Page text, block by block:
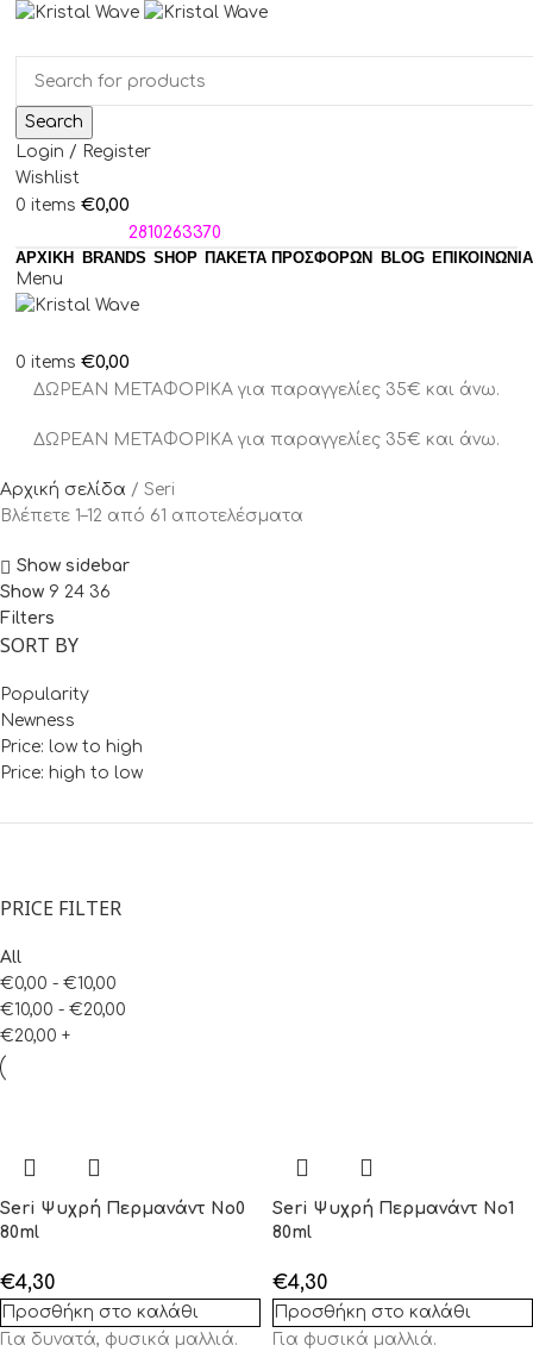
Search
Login / Register
Wishlist
0 items €0,00
2810263370
ΑΡΧΙΚΗ
BRANDS SHOP ΠΑΚΈΤΑ ΠΡΟΣΦΟΡΏΝ BLOG ΕΠΙΚΟΙΝΩΝΙΑ
Menu
0 items €0,00
ΔΩΡΕΑΝ ΜΕΤΑΦΟΡΙΚΑ για παραγγελίες 35€ και άνω.
ΔΩΡΕΑΝ ΜΕΤΑΦΟΡΙΚΑ για παραγγελίες 35€ και άνω.
Αρχική σελίδα
Seri
Βλέπετε 1–12 από 61 αποτελέσματα
Show sidebar
Show 9 24 36
Filters
SORT BY
Popularity
Newness
Price: low to high
Price: high to low
PRICE FILTER
All
€0,00 - €10,00
€10,00 - €20,00
€20,00 +
Seri Ψυχρή Περμανάντ No0
80ml
€4,30
Προσθήκη στο καλάθι
Για δυνατά, φυσικά μαλλιά.
Seri Ψυχρή Περμανάντ No1
80ml
€4,30
Προσθήκη στο καλάθι
Για φυσικά μαλλιά.